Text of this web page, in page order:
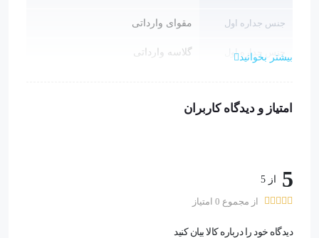
جنس جداره اول مقوای وارداتی
جنس جداره اول گلاسه وارداتی
گرماژ جداره دوم 300 گرم
بیشتر بخوانید
امتیاز و دیدگاه کاربران
5 از 5
از مجموع 0 امتیاز
دیدگاه خود را درباره کالا بیان کنید